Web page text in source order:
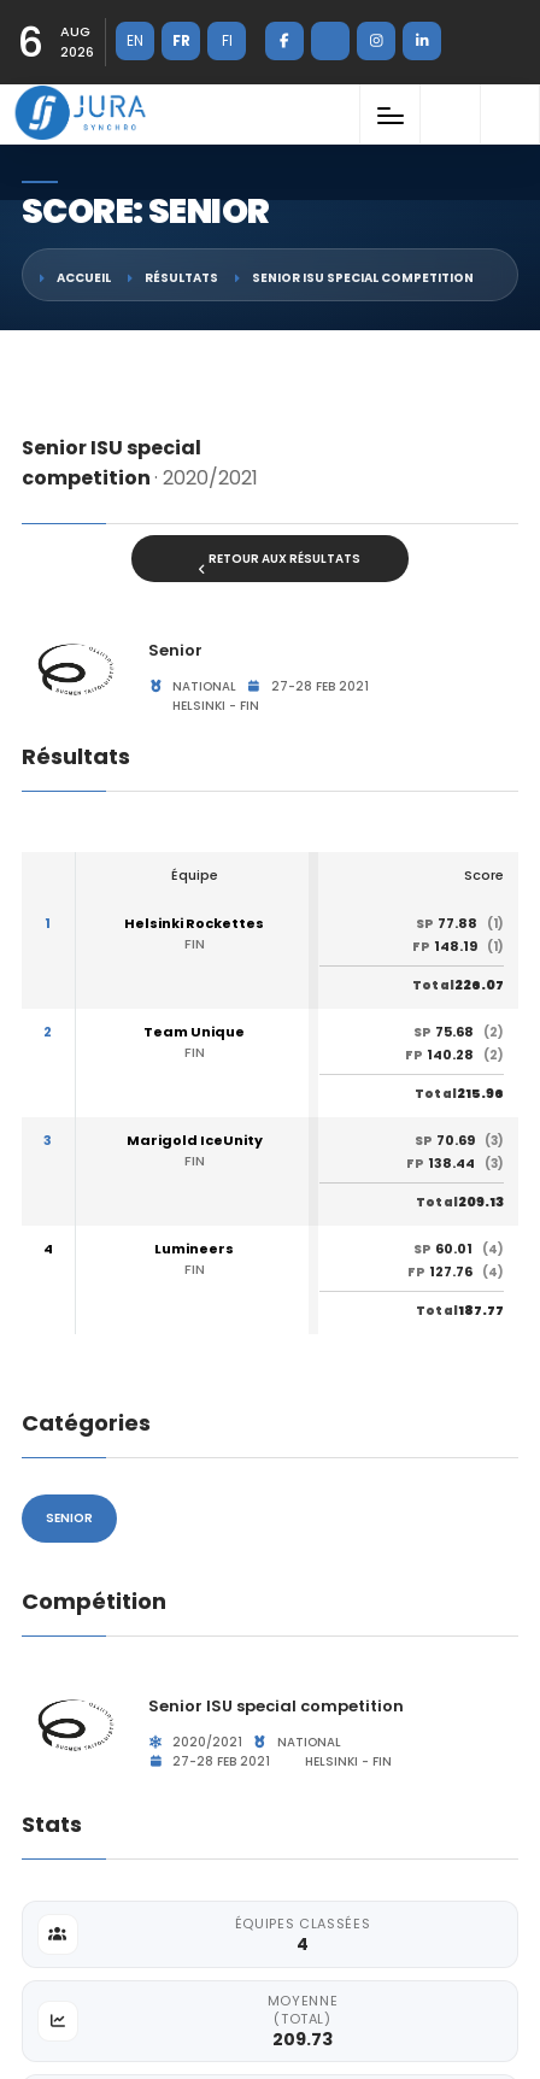
6
AUG
2026
EN FR FI
SCORE: SENIOR
ACCUEIL RÉSULTATS SENIOR ISU SPECIAL COMPETITION
Senior ISU special
competition· 2020/2021
RETOUR AUX RÉSULTATS
Senior
NATIONAL
27-28 FEB 2021
HELSINKI - FIN
Résultats
Équipe Score
1
Helsinki Rockettes
FIN
SP 77.88
(1)
FP 148.19 (1)
Total226.07
2
Team Unique
FIN
SP 75.68
(2)
FP 140.28 (2)
Total215.96
3
Marigold IceUnity
FIN
SP 70.69 (3)
FP 138.44 (3)
Total209.13
4
Lumineers
FIN
SP 60.01
(4)
FP 127.76 (4)
Total187.77
Catégories
SENIOR
Compétition
Senior ISU special competition
2020/2021
NATIONAL
27-28 FEB 2021
HELSINKI - FIN
Stats
ÉQUIPES CLASSÉES
4
MOYENNE
(TOTAL)
209.73